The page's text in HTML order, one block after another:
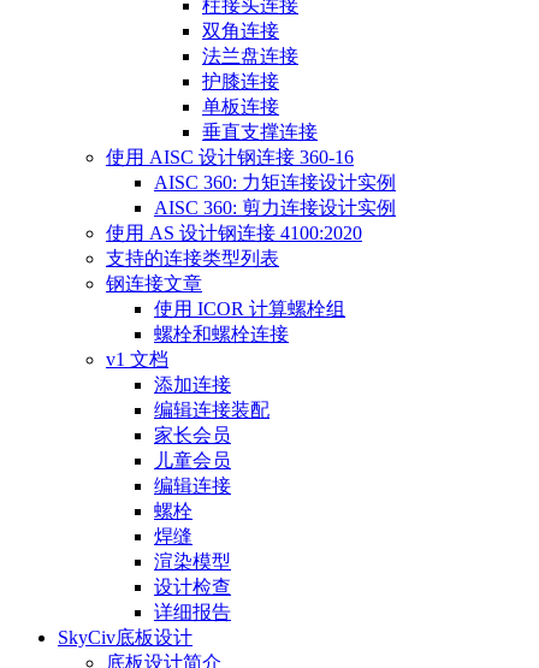
柱接头连接
双角连接
法兰盘连接
护膝连接
单板连接
垂直支撑连接
使用 AISC 设计钢连接 360-16
AISC 360: 力矩连接设计实例
AISC 360: 剪力连接设计实例
使用 AS 设计钢连接 4100:2020
支持的连接类型列表
钢连接文章
使用 ICOR 计算螺栓组
螺栓和螺栓连接
v1 文档
添加连接
编辑连接装配
家长会员
儿童会员
编辑连接
螺栓
焊缝
渲染模型
设计检查
详细报告
SkyCiv底板设计
底板设计简介